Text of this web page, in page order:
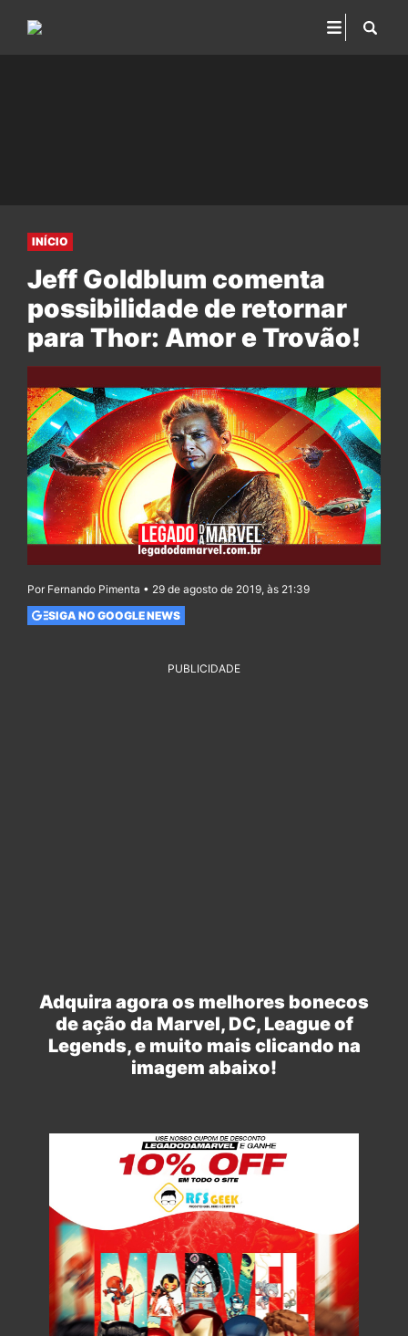
INÍCIO
Jeff Goldblum comenta
possibilidade de retornar
para Thor: Amor e Trovão!
Por Fernando Pimenta • 29 de agosto de 2019, às 21:39
SIGA NO GOOGLE NEWS
PUBLICIDADE
Adquira agora os melhores bonecos
de ação da Marvel, DC, League of
Legends, e muito mais clicando na
imagem abaixo!